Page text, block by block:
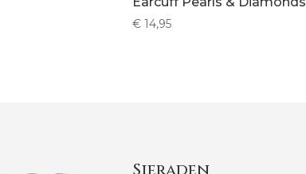
€14,95
Sieraden